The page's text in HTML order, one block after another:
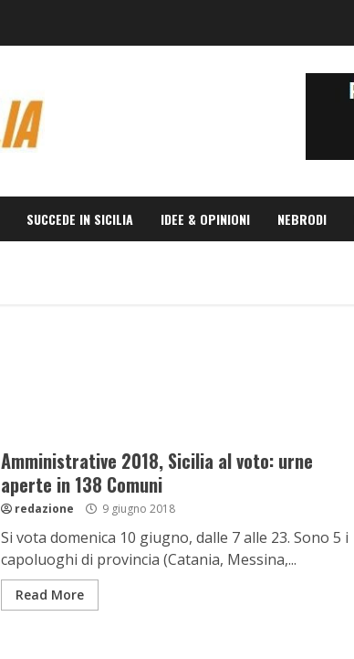
SUCCEDE IN SICILIA IDEE & OPINIONI NEBRODI
Amministrative 2018, Sicilia al voto: urne
aperte in 138 Comuni
redazione 9 giugno 2018
Si vota domenica 10 giugno, dalle 7 alle 23. Sono 5 i
capoluoghi di provincia (Catania, Messina,...
Read More